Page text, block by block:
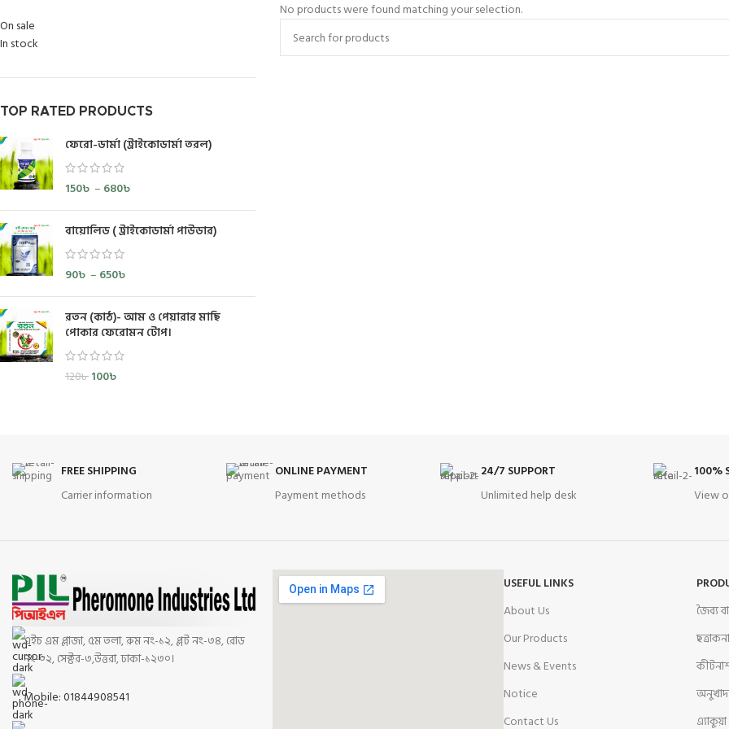
On sale
In stock
TOP RATED PRODUCTS
ফেরো-ডার্মা (ট্রাইকোডার্মা তরল)
150৳ – 680৳
বায়োলিড ( ট্রাইকোডার্মা পাউডার)
90৳ – 650৳
রতন (কাঠ)- আম ও পেয়ারার মাছি
পোকার ফেরোমন টোপ।
120৳ 100৳
No products were found matching your selection.
FREE SHIPPING
Carrier information
ONLINE PAYMENT
Payment methods
24/7 SUPPORT
Unlimited help desk
100%
View
এইচ এম প্লাজা, ৫ম তলা, রুম নং-১২, প্লট নং-৩৪, রোড
নং-০২, সেক্টর-৩,উত্তরা, ঢাকা-১২৩০।
Mobile: 01844908541
USEFUL LINKS
About Us
Our Products
News & Events
Notice
Contact Us
জৈব্য